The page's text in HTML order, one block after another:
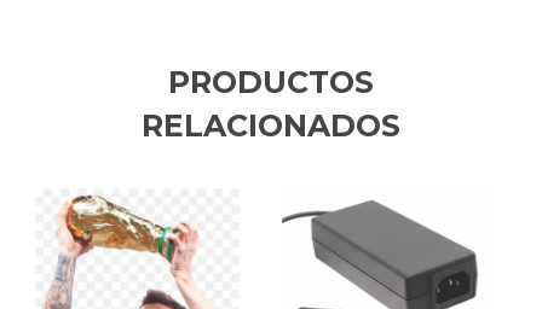
PRODUCTOS
RELACIONADOS